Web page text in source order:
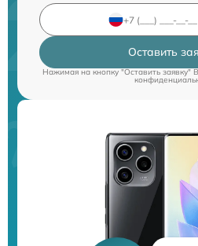
Оставить
Нажимая на кнопку "Оставить заявку"